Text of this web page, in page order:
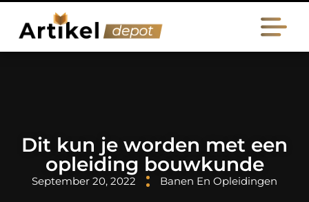
Dit kun je worden met een
opleiding bouwkunde
September 20, 2022 Banen En Opleidingen